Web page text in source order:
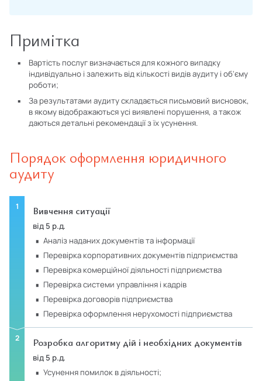
Примітка
Вартість послуг визначається для кожного випадку
індивідуально і залежить від кількості видів аудиту і об'єму
роботи;
За результатами аудиту складається письмовий висновок,
в якому відображаються усі виявлені порушення, а також
даються детальні рекомендації з їх усунення.
Порядок оформлення юридичного
аудиту
Вивчення ситуації
від 5 р.д.
аналіз наданих документів та інформації
перевірка корпоративних документів підприємства
перевірка комерційної діяльності підприємства
перевірка системи управління і кадрів
перевірка договорів підприємства
перевірка оформлення нерухомості підприємства
Розробка алгоритму дій і необхідних документів
від 5 р.д.
усунення помилок в діяльності;